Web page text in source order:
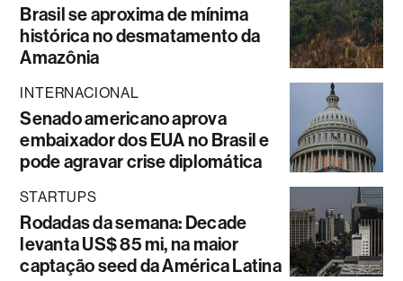
Brasil se aproxima de mínima
histórica no desmatamento da
Amazônia
INTERNACIONAL
Senado americano aprova
embaixador dos EUA no Brasil e
pode agravar crise diplomática
STARTUPS
Rodadas da semana: Decade
levanta US$ 85 mi, na maior
captação seed da América Latina